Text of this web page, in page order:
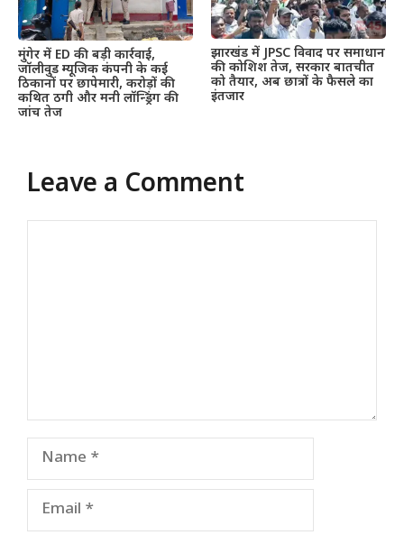
मुंगेर में ED की बड़ी कार्रवाई,
जॉलीवुड म्यूजिक कंपनी के कई
ठिकानों पर छापेमारी, करोड़ों की
कथित ठगी और मनी लॉन्ड्रिंग की
जांच तेज
झारखंड में JPSC विवाद पर समाधान
की कोशिश तेज, सरकार बातचीत
को तैयार, अब छात्रों के फैसले का
इंतजार
Leave a Comment
Name
Email